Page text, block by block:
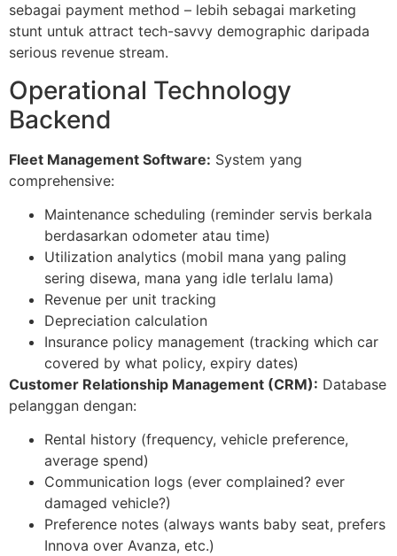
sebagai payment method – lebih sebagai marketing
stunt untuk attract tech-savvy demographic daripada
serious revenue stream.
Operational Technology
Backend
Fleet Management Software: System yang
comprehensive:
Maintenance scheduling (reminder servis berkala
berdasarkan odometer atau time)
Utilization analytics (mobil mana yang paling
sering disewa, mana yang idle terlalu lama)
Revenue per unit tracking
Depreciation calculation
Insurance policy management (tracking which car
covered by what policy, expiry dates)
Customer Relationship Management (CRM): Database
pelanggan dengan:
Rental history (frequency, vehicle preference,
average spend)
Communication logs (ever complained? ever
damaged vehicle?)
Preference notes (always wants baby seat, prefers
Innova over Avanza, etc.)